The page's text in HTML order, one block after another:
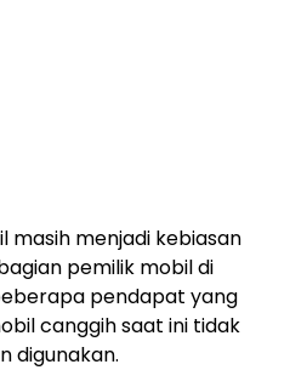
masih menjadi kebiasan
pemilik mobil di
pendapat yang
canggih saat ini tidak
digunakan.